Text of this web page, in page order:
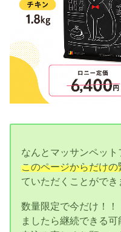
なんとマッサンペット
このページからだけ
ていただくことができ
数量限定で今だけ！
ましたら継続できる